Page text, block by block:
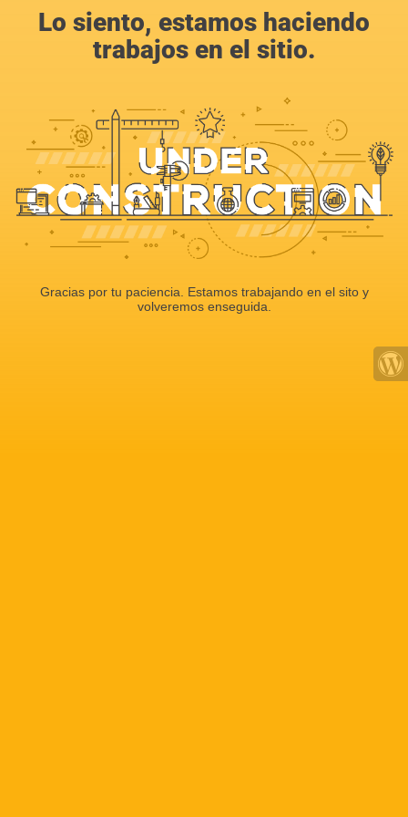
Lo siento, estamos haciendo
trabajos en el sitio.
Gracias por tu paciencia. Estamos trabajando en el sito y
volveremos enseguida.